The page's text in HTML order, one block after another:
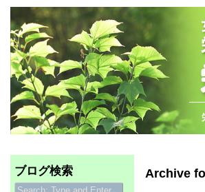
ブログ検索 Archive